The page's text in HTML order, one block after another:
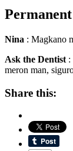
Nina : Magkano
Ask the Dentist :
meron man,
Share this: